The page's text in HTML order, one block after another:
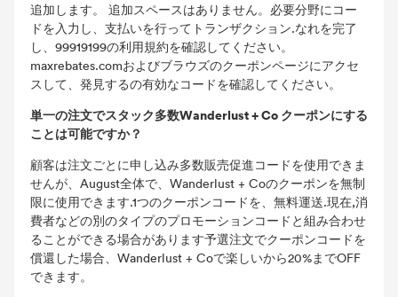
追加します。 追加スペースはありません。必要分野にコー
ドを入力し、支払いを行ってトランザクション.なれを完了
し、99919199の利用規約を確認してください。
maxrebates.comおよびブラウズのクーポンページにアクセ
スして、発見するの有効なコードを確認してください。
単一の注文でスタック多数Wanderlust + Co クーポンにする
ことは可能ですか？
顧客は注文ごとに申し込み多数販売促進コードを使用できま
せんが、August全体で、Wanderlust + Coのクーポンを無制
限に使用できます.1つのクーポンコードを、無料運送.現在,消
費者などの別のタイプのプロモーションコードと組み合わせ
ることができる場合があります予選注文でクーポンコードを
償還した場合、Wanderlust + Coで楽しいから20%までOFF
できます。